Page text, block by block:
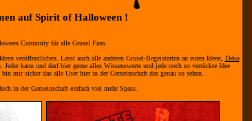
auf Spirit of Halloween !
Comunity für alle Grusel Fans.
veröffentlichen. Lasst auch alle anderen Grusel-Begeisterten an euren Ideen, Deko
Jeder kann und darf hier gerne alles Wissenswerte und jede noch so verrückte Idee
mir sicher das alle User hier in der Gemeinschaft das genau so sehen.
in der Gemeinschaft einfach viel mehr Spass.